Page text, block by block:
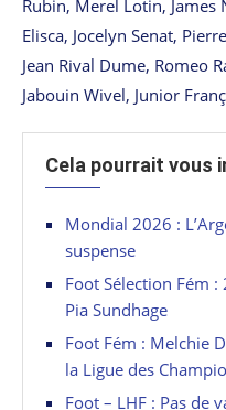
Rubin, Merel Lotin, James
Elisca, Jocelyn Senat,
Jean Rival Dume, Romeo
Jabouin Wivel, Junior
Cela pourrait vous
Mondial 2026 :
suspense
Foot Sélection Fém
Pia Sundhage
Foot Fém : Melchie
la Ligue des
Foot – LHF : Pas de